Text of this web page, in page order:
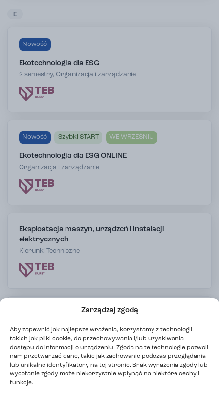
Zarządzaj zgodą
Aby zapewnić jak najlepsze wrażenia, korzystamy z technologii,
takich jak pliki cookie, do przechowywania i/lub uzyskiwania
dostępu do informacji o urządzeniu. Zgoda na te technologie pozwoli
nam przetwarzać dane, takie jak zachowanie podczas przeglądania
lub unikalne identyfikatory na tej stronie. Brak wyrażenia zgody lub
wycofanie zgody może niekorzystnie wpłynąć na niektóre cechy i
funkcje.
E
Nowość
Ekotechnologia dla ESG
2 semestry, Organizacja i zarządzanie
Nowość Szybki START WE WRZEŚNIU
Ekotechnologia dla ESG ONLINE
Organizacja i zarządzanie
Eksploatacja maszyn, urządzeń i instalacji
elektrycznych
Kierunki Techniczne
F
Wybierz miasto